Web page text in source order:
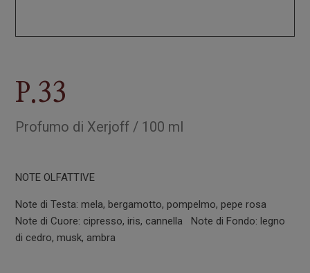
P.33
Profumo di Xerjoff / 100 ml
NOTE OLFATTIVE
Note di Testa: mela, bergamotto, pompelmo, pepe rosa
Note di Cuore: cipresso, iris, cannella Note di Fondo: legno
di cedro, musk, ambra